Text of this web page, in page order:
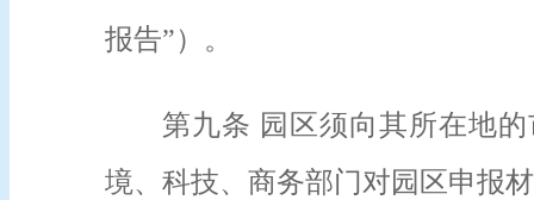
报告”）。
第九条 园区须向其所在地
境、科技、商务部门对园区申报